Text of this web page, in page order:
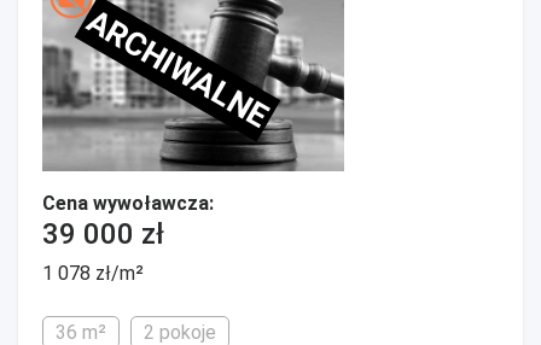
ARCHIWALNE
Cena wywoławcza:
39 000 zł
1 078 zł/m²
36 m² 2 pokoje